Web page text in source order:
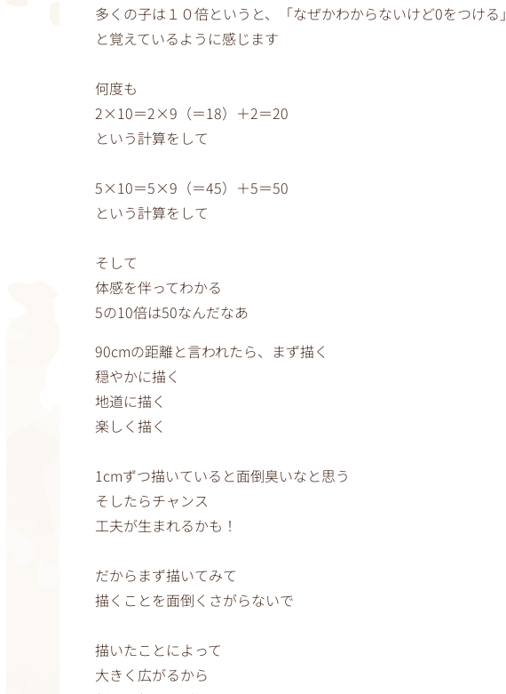
多くの子は１０倍というと、「なぜかわからないけど0をつける」
と覚えているように感じます
何度も
2×10＝2×9（＝18）＋2＝20
という計算をして
5×10＝5×9（＝45）＋5＝50
という計算をして
そして
体感を伴ってわかる
5の10倍は50なんだなあ
90cmの距離と言われたら、まず描く
穏やかに描く
地道に描く
楽しく描く
1cmずつ描いていると面倒臭いなと思う
そしたらチャンス
工夫が生まれるかも！
だからまず描いてみて
描くことを面倒くさがらないで
描いたことによって
大きく広がるから